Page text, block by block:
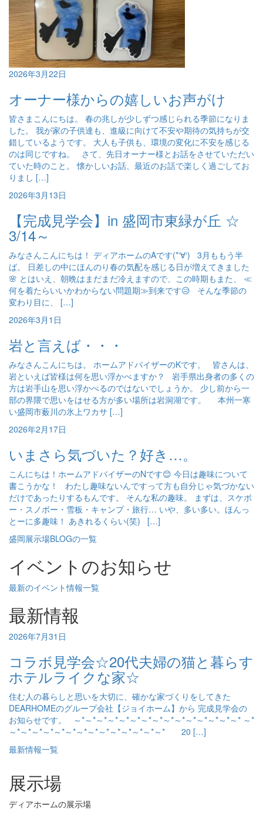
2026年3月22日
オーナー様からの嬉しいお声がけ
皆さまこんにちは。 春の兆しが少しずつ感じられる季節になりま
した。 我が家の子供達も、進級に向けて不安や期待の気持ちが交
錯しているようです。 大人も子供も、環境の変化に不安を感じる
のは同じですね。 さて、先日オーナー様とお話をさせていただい
ていた時のこと。 懐かしいお話、最近のお話で楽しく過ごしてお
りまし […]
2026年3月13日
【完成見学会】in 盛岡市東緑が丘 ☆
3/14～
みなさんこんにちは！ ディアホームのAです(*‘∀‘) 3月ももう半
ば。 日差しの中にほんのり春の気配を感じる日が増えてきました
🌸 とはいえ、朝晩はまだまだ冷えますので、この時期もまた、 ≪
何を着たらいいかわからない問題期≫到来です😥 そんな季節の
変わり目に、 […]
2026年3月1日
岩と言えば・・・
みなさんこんにちは。 ホームアドバイザーのKです。 皆さんは、
岩といえば皆様は何を思い浮かべますか？ 岩手県出身者の多くの
方は岩手山を思い浮かべるのではないでしょうか。 少し前から一
部の界隈で思いをはせる方が多い場所は岩洞湖です。 本州一寒
い盛岡市薮川の氷上ワカサ […]
2026年2月17日
いまさら気づいた？好き…。
こんにちは！ホームアドバイザーのNです😊 今日は趣味について
書こうかな！ わたし趣味ないんですって方も自分じゃ気づかない
だけであったりするもんです。 そんな私の趣味。 まずは、スケボ
ー・スノボー・雪板・キャンプ・旅行… いや、多い多い。ほんっ
とーに多趣味！ あきれるくらい(笑) […]
盛岡展示場BLOGの一覧
イベントのお知らせ
最新のイベント情報一覧
最新情報
2026年7月31日
コラボ見学会☆20代夫婦の猫と暮らす
ホテルライクな家☆
住む人の暮らしと思いを大切に、確かな家づくりをしてきた
DEARHOMEのグループ会社【ジョイホーム】から 完成見学会の
お知らせです。 ～*～*～*～*～*～*～*～*～*～*～*～*～*～*～* ～*
～*～*～*～*～*～*～*～*～*～*～*～*～*～* 20 […]
最新情報一覧
展示場
ディアホームの展示場